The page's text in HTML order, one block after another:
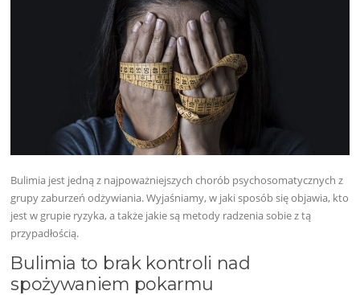
Bulimia jest jedną z najpoważniejszych chorób psychosomatycznych z
grupy zaburzeń odżywiania. Wyjaśniamy, w jaki sposób się objawia, kto
jest w grupie ryzyka, a także jakie są metody radzenia sobie z tą
przypadłością.
Bulimia to brak kontroli nad
spożywaniem pokarmu